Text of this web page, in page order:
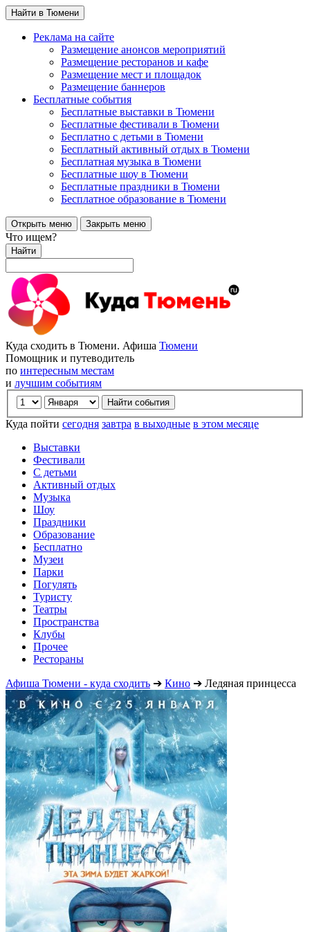
Найти в Тюмени
Реклама на сайте
Размещение анонсов мероприятий
Размещение ресторанов и кафе
Размещение мест и площадок
Размещение баннеров
Бесплатные события
Бесплатные выставки в Тюмени
Бесплатные фестивали в Тюмени
Бесплатно с детьми в Тюмени
Бесплатный активный отдых в Тюмени
Бесплатная музыка в Тюмени
Бесплатные шоу в Тюмени
Бесплатные праздники в Тюмени
Бесплатное образование в Тюмени
Открыть меню Закрыть меню
Что ищем?
Найти
Куда сходить в Тюмени. Афиша Тюмени
Помощник и путеводитель
по интересным местам
и лучшим событиям
Куда пойти сегодня завтра в выходные в этом месяце
Выставки
Фестивали
С детьми
Активный отдых
Музыка
Шоу
Праздники
Образование
Бесплатно
Музеи
Парки
Погулять
Туристу
Театры
Пространства
Клубы
Прочее
Рестораны
Афиша Тюмени - куда сходить ➔ Кино ➔ Ледяная принцесса